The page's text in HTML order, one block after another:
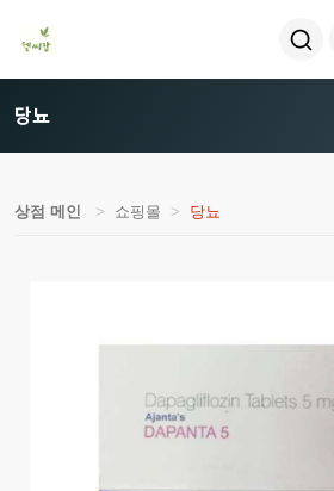
당뇨
상점 메인 쇼핑몰 당뇨